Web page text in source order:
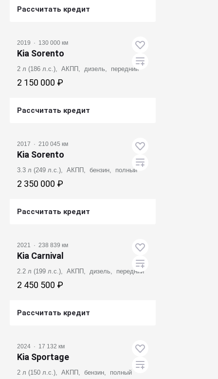
Рассчитать кредит
2019 · 130 000 км
Kia Sorento
2 л (186 л.с.), АКПП, дизель, передний
2 150 000 ₽
Рассчитать кредит
2017 · 210 045 км
Kia Sorento
3.3 л (249 л.с.), АКПП, бензин, полный
2 350 000 ₽
Рассчитать кредит
2021 · 238 839 км
Kia Carnival
2.2 л (199 л.с.), АКПП, дизель, передний
2 450 500 ₽
Рассчитать кредит
2024 · 17 132 км
Kia Sportage
2 л (150 л.с.), АКПП, бензин, полный